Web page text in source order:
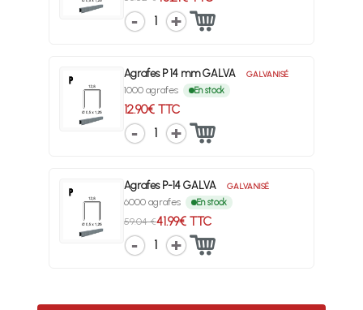
1
Agrafes P 14 mm GALVA GALVANISÉ
1000 agrafes En stock
12.90€ TTC
1
Agrafes P-14 GALVA GALVANISÉ
6000 agrafes En stock
59.04 €41.99€ TTC
1